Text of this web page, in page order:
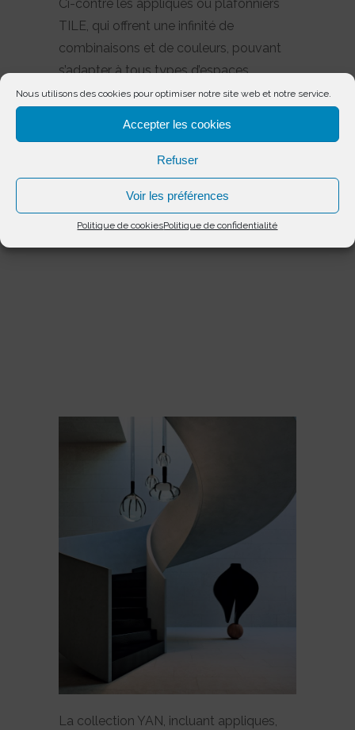
Nous utilisons des cookies pour optimiser notre site web et notre service.
Accepter les cookies
Refuser
Voir les préférences
Politique de cookiesPolitique de confidentialité
Ci-contre les appliques ou plafonniers
TILE, qui offrent une infinité de
combinaisons et de couleurs, pouvant
s’adapter à tous types d’espaces.
La collection YAN, incluant appliques,